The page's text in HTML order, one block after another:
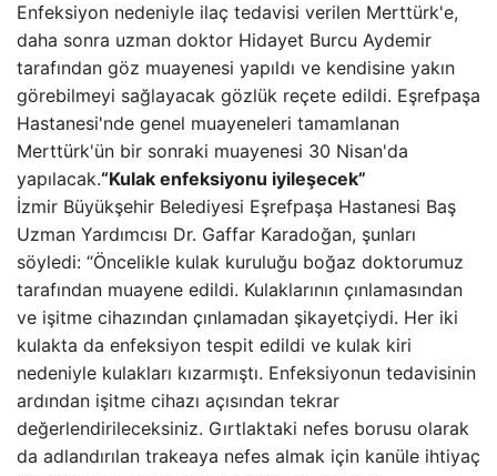
Enfeksiyon nedeniyle ilaç tedavisi verilen Merttürk'e,
daha sonra uzman doktor Hidayet Burcu Aydemir
tarafından göz muayenesi yapıldı ve kendisine yakın
görebilmeyi sağlayacak gözlük reçete edildi. Eşrefpaşa
Hastanesi'nde genel muayeneleri tamamlanan
Merttürk'ün bir sonraki muayenesi 30 Nisan'da
yapılacak.“Kulak enfeksiyonu iyileşecek”
İzmir Büyükşehir Belediyesi Eşrefpaşa Hastanesi Baş
Uzman Yardımcısı Dr. Gaffar Karadoğan, şunları
söyledi: “Öncelikle kulak kuruluğu boğaz doktorumuz
tarafından muayene edildi. Kulaklarının çınlamasından
ve işitme cihazından çınlamadan şikayetçiydi. Her iki
kulakta da enfeksiyon tespit edildi ve kulak kiri
nedeniyle kulakları kızarmıştı. Enfeksiyonun tedavisinin
ardından işitme cihazı açısından tekrar
değerlendirileceksiniz. Gırtlaktaki nefes borusu olarak
da adlandırılan trakeaya nefes almak için kanüle ihtiyaç